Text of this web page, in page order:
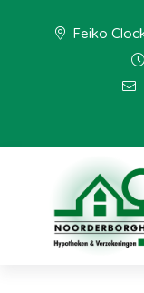
Feiko